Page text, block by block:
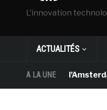
L'innovation
ACTUALITÉS
A LA UNE
Van Gogh d’Amsterdam